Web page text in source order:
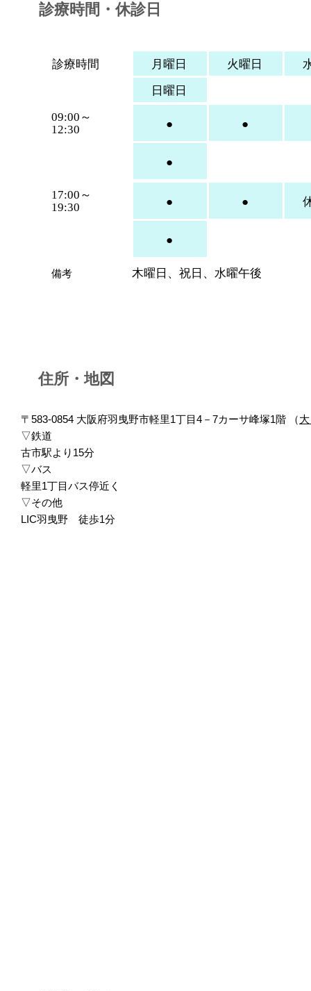
診療時間・休診日
診療時間 月曜日 火曜日
日曜日
09:00～
12:30
● ●
●
17:00～
19:30
● ●
●
​備考 木曜日、祝日、水曜午後
住所・地図
〒583-0854 大阪府羽曳野市軽里1丁目4－7カーサ峰塚1階 （
▽鉄道
古市駅より15分
▽バス
軽里1丁目バス停近く
▽その他
LIC羽曳野 徒歩1分